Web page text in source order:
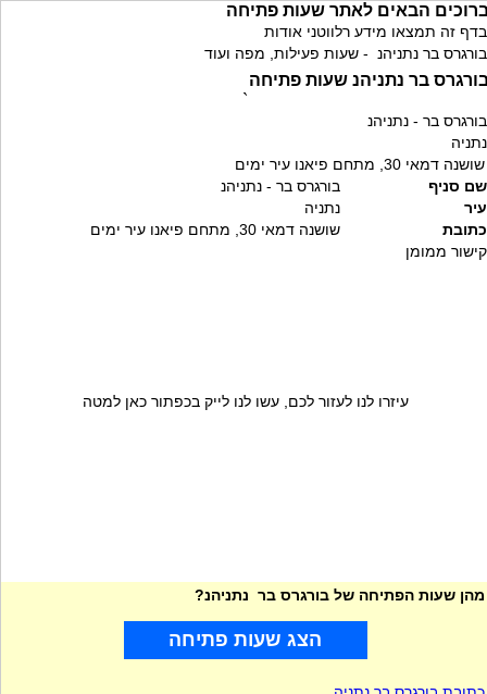
הבאים לאתר שעות פתיחה
בדף זה תמצאו מידע רלווטני אודות
בורגרס בר נתניהנ - שעות פעילות, מפה ועוד
בר נתניהנ שעות פתיחה
`
בורגרס בר - נתניהנ
נתניה
שושנה דמאי 30, מתחם פיאנו עיר ימים
שם סניף
בורגרס בר - נתניהנ
עיר
נתניה
כתובת
שושנה דמאי 30, מתחם פיאנו עיר ימים
קישור ממומן
עיזרו לנו לעזור לכם, עשו לנו לייק בכפתור כאן למטה
מהן שעות הפתיחה של בורגרס בר נתניהנ?
הצג שעות פתיחה